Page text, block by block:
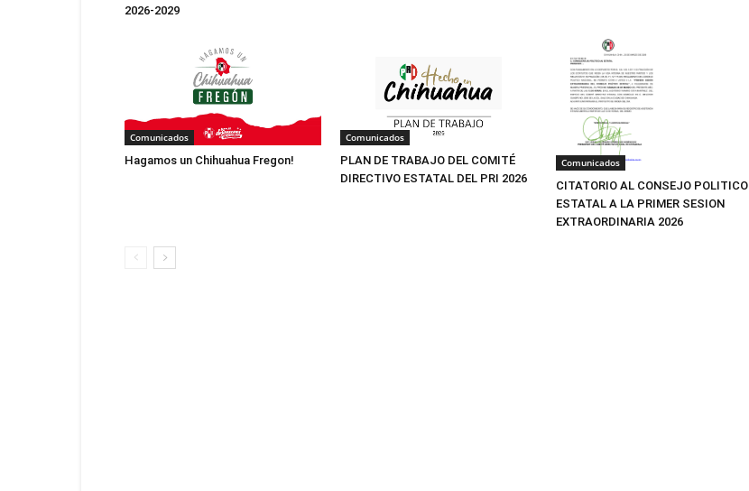
2026-2029
Comunicados
Hagamos un Chihuahua Fregon!
Comunicados
PLAN DE TRABAJO DEL COMITÉ
DIRECTIVO ESTATAL DEL PRI 2026
Comunicados
CITATORIO AL CONSEJO POLITICO
ESTATAL A LA PRIMER SESION
EXTRAORDINARIA 2026